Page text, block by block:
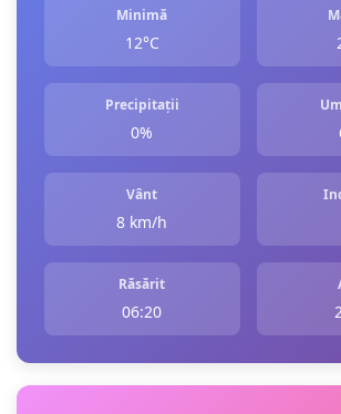
Minimă
12°C
Precipitații
0%
Vânt
8 km/h
Răsărit
06:20